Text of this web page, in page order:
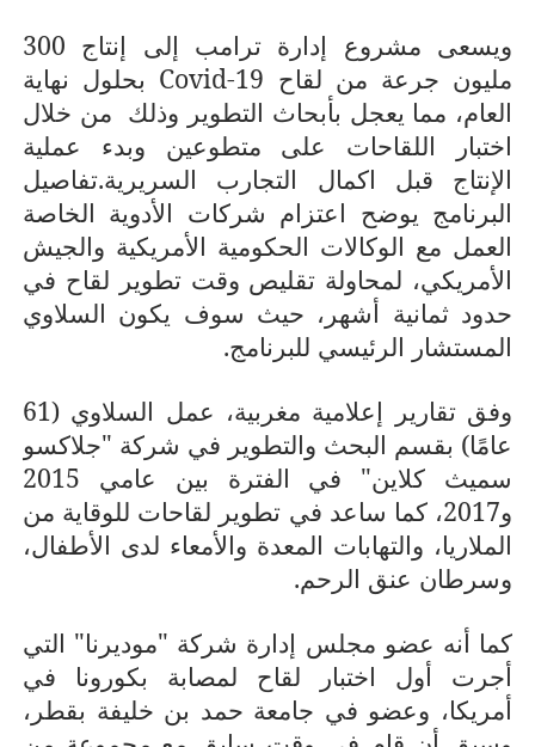
ويسعى مشروع إدارة ترامب إلى إنتاج 300
مليون جرعة من لقاح Covid-19 بحلول نهاية
العام، مما يعجل بأبحاث التطوير وذلك من خلال
اختبار اللقاحات على متطوعين وبدء عملية
الإنتاج قبل اكمال التجارب السريرية.تفاصيل
البرنامج يوضح اعتزام شركات الأدوية الخاصة
العمل مع الوكالات الحكومية الأمريكية والجيش
الأمريكي، لمحاولة تقليص وقت تطوير لقاح في
حدود ثمانية أشهر، حيث سوف يكون السلاوي
المستشار الرئيسي للبرنامج.
وفق تقارير إعلامية مغربية، عمل السلاوي (61
عامًا) بقسم البحث والتطوير في شركة "جلاكسو
سميث كلاين" في الفترة بين عامي 2015
و2017، كما ساعد في تطوير لقاحات للوقاية من
الملاريا، والتهابات المعدة والأمعاء لدى الأطفال،
وسرطان عنق الرحم.
كما أنه عضو مجلس إدارة شركة "موديرنا" التي
أجرت أول اختبار لقاح لمصابة بكورونا في
أمريكا، وعضو في جامعة حمد بن خليفة بقطر،